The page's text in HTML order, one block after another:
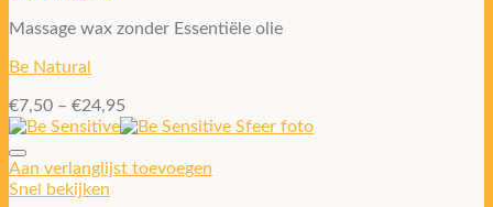
Massage wax zonder Essentiële olie
Be Natural
€7,50 – €24,95
Aan verlanglijst toevoegen
Snel bekijken